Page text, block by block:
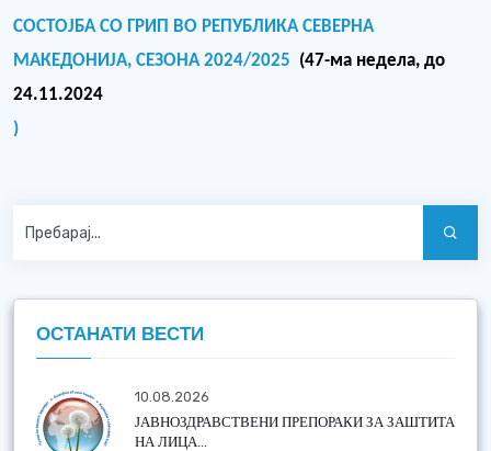
СОСТОЈБА СО ГРИП ВО РЕПУБЛИКА СЕВЕРНА
МАКЕДОНИЈА, СЕЗОНА 2024/2025 (47-ма недела, до
24.11.2024
)
ОСТАНАТИ ВЕСТИ
10.08.2026
ЈАВНОЗДРАВСТВЕНИ ПРЕПОРАКИ ЗА ЗАШТИТА
НА ЛИЦА...